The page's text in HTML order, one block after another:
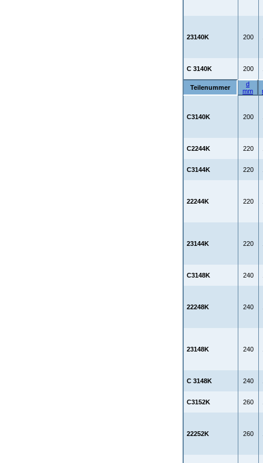
23140K 200
C 3140K 200
Teilenummer
d
mm
C3140K 200
C2244K 220
C3144K 220
22244K 220
23144K 220
C3148K 240
22248K 240
23148K 240
C 3148K 240
C3152K 260
22252K 260